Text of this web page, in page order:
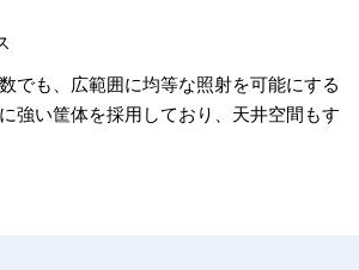
でも、広範囲に均等な照射を可能にする
強い筐体を採用しており、天井空間もす